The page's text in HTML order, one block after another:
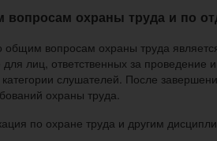
вопросам охраны труда и по
вопросам охраны труда
лиц, ответственных за проведение
категории слушателей. После
охраны труда.